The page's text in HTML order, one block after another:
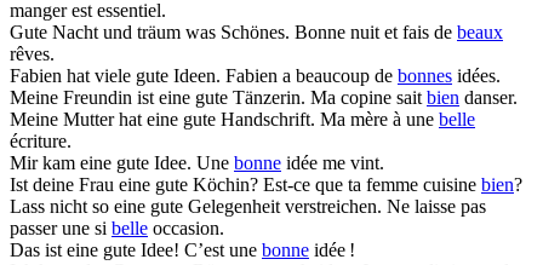
manger est essentiel.
Gute Nacht und träum was Schönes. Bonne nuit et fais de beaux
rêves.
Fabien hat viele gute Ideen. Fabien a beaucoup de bonnes idées.
Meine Freundin ist eine gute Tänzerin. Ma copine saitbien danser.
Meine Mutter hat eine gute Handschrift. Ma mère à une belle
écriture.
Mir kam eine gute Idee. Une bonne idée me vint.
Ist deine Frau eine gute Köchin? Est-ce que ta femme cuisine bien?
Lass nicht so eine gute Gelegenheit verstreichen. Ne laisse pas
passer une si belle occasion.
Das ist eine gute Idee! C’est une bonne idée !